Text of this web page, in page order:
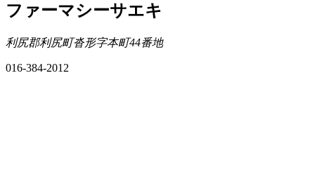
ファーマシーサエキ
利尻郡利尻町沓形字本町44番地
016-384-2012